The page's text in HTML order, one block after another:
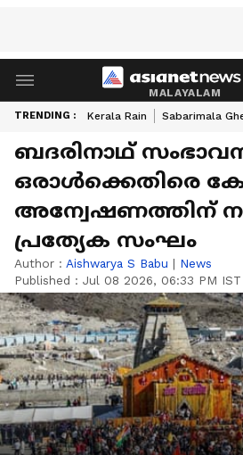
MALAYALAM
TRENDING : Kerala Rain Sabarimala
ബദരിനാഥ്
ഒരാള്‍ക്കെതിരെ
അന്വേഷണത്തിന്
പ്രത്യേക സംഘം
Author : Aishwarya S Babu | News
Published : Jul 08 2026, 06:33 PM IST